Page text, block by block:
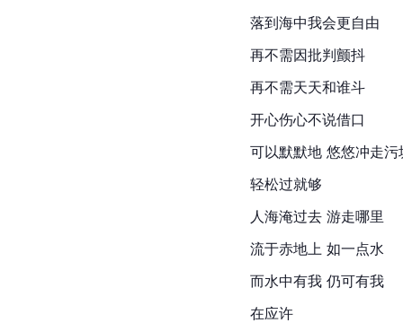
落到海中我会更自由
再不需因批判颤抖
再不需天天和谁斗
开心伤心不说借口
可以默默地 悠悠冲走污
轻松过就够
人海淹过去 游走哪里
流于赤地上 如一点水
而水中有我 仍可有我
在应许